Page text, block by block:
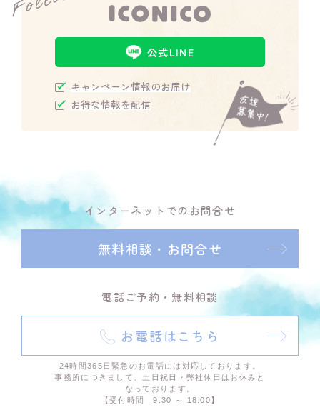
公式LINE
キャンペーン情報のお届け
お得な情報を配信
インターネットでのお問合せ
無料相談・お問合せ
電話ご予約・無料相談
お電話はこちら
24時間365日緊急のお電話には対応しております。
事務所につきまして、土日祝日・弊社休日はお休みと
なっております。
【受付時間 9:30 ～ 18:00】